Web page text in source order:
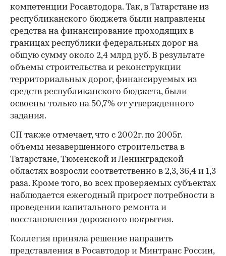
компетенции Росавтодора. Так, в Татарстане из
республиканского бюджета были направлены
средства на финансирование проходящих в
границах республики федеральных дорог на
общую сумму около 2,4 млрд руб. В результате
объемы строительства и реконструкции
территориальных дорог, финансируемых из
средств республиканского бюджета, были
освоены только на 50,7% от утвержденного
задания.
СП также отмечает, что с 2002г. по 2005г.
объемы незавершенного строительства в
Татарстане, Тюменской и Ленинградской
областях возросли соответственно в 2,3, 36,4 и 1,3
раза. Кроме того, во всех проверяемых субъектах
наблюдается ежегодный прирост потребности в
проведении капитального ремонта и
восстановления дорожного покрытия.
Коллегия приняла решение направить
представления в Росавтодор и Минтранс России,